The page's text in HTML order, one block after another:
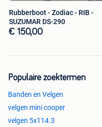
Rubberboot - Zodiac - RIB -
SUZUMAR DS-290
€ 150,00
Populaire zoektermen
Banden en Velgen
velgen mini cooper
velgen 5x114.3